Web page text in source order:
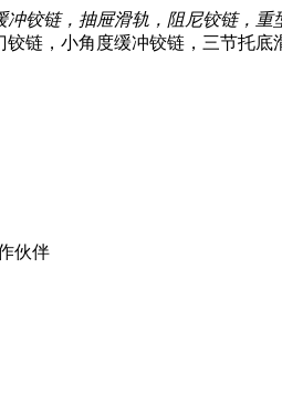
铰链，抽屉滑轨，阻尼铰链，重
伙伴